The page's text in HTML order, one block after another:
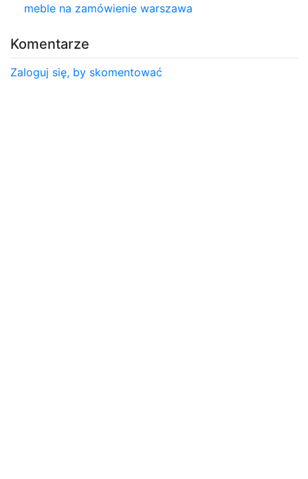
meble na zamówienie warszawa
Komentarze
Zaloguj się, by skomentować